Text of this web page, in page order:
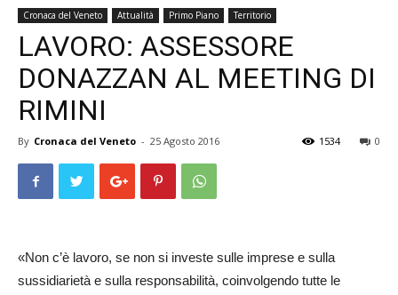
Veneto
Cronaca del Veneto Attualità Primo Piano Territorio
LAVORO: ASSESSORE
DONAZZAN AL MEETING DI
RIMINI
By Cronaca del Veneto - 25 Agosto 2016 0
1534
«Non c’è lavoro, se non si investe sulle imprese e sulla
sussidiarietà e sulla responsabilità, coinvolgendo tutte le